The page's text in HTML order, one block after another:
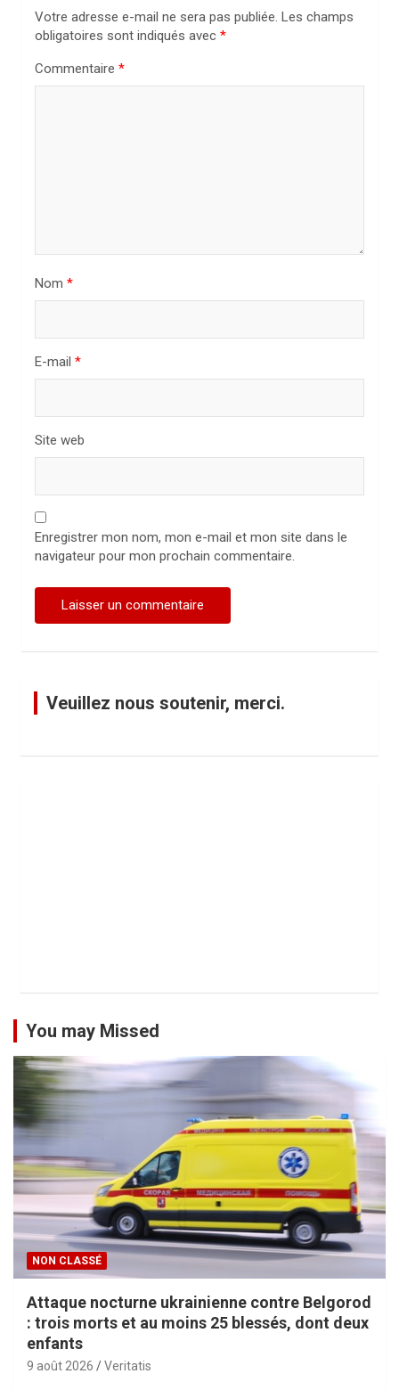
Votre adresse e-mail ne sera pas publiée. Les champs
obligatoires sont indiqués avec *
Commentaire *
Nom *
E-mail *
Site web
Enregistrer mon nom, mon e-mail et mon site dans le
navigateur pour mon prochain commentaire.
Veuillez nous soutenir, merci.
You may Missed
NON CLASSÉ
Attaque nocturne ukrainienne contre Belgorod
: trois morts et au moins 25 blessés, dont deux
enfants
9 août 2026 Veritatis